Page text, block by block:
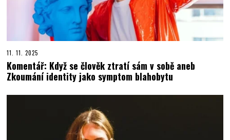
11. 11. 2025
Komentář: Když se člověk ztratí sám v sobě aneb
Zkoumání identity jako symptom blahobytu